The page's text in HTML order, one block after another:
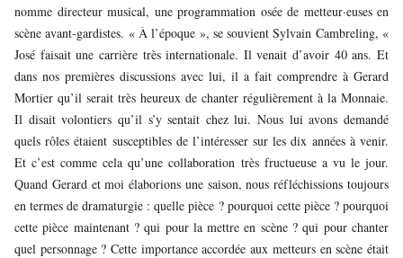
nomme directeur musical, une programmation osée de metteur·euses en
scène avant-gardistes. « À l’époque », se souvient Sylvain Cambreling, «
José faisait une carrière très internationale. Il venait d’avoir 40 ans. Et
dans nos premières discussions avec lui, il a fait comprendre à Gerard
Mortier qu’il serait très heureux de chanter régulièrement à la Monnaie.
Il disait volontiers qu’il s’y sentait chez lui. Nous lui avons demandé
quels rôles étaient susceptibles de l’intéresser sur les dix années à venir.
Et c’est comme cela qu’une collaboration très fructueuse a vu le jour.
Quand Gerard et moi élaborions une saison, nous réfléchissions toujours
en termes de dramaturgie : quelle pièce ? pourquoi cette pièce ? pourquoi
cette pièce maintenant ? qui pour la mettre en scène ? qui pour chanter
quel personnage ? Cette importance accordée aux metteurs en scène était